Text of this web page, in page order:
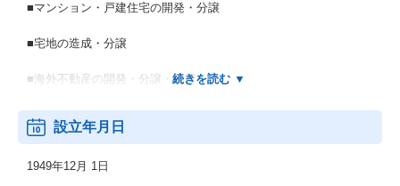
■マンション・戸建住宅の開発・分譲
■宅地の造成・分譲
■海外不動産の開発・分譲・賃貸
■建築土木工事の請負・設計・監理
設立年月日
1949年12月 1日